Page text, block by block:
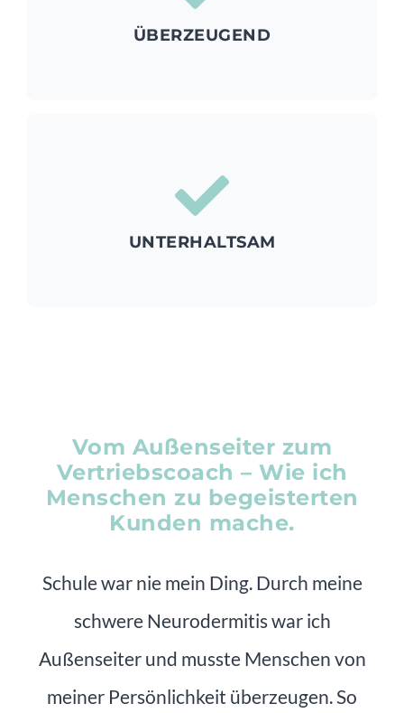
ÜBERZEUGEND
trainiere ausschließlich Verkauf und bin auch
heute noch – mit CEOs & Geschäftsführenden –
UNTERHALTSAM
schon immer lernen wolltest. Verkaufen lernen
mit Spaß und Leichtigkeit. Kurzweilig. Auf
Augenhöhe. Unvergesslich.
Vom Außenseiter zum
Vertriebscoach – Wie ich
Menschen zu begeisterten
Kunden mache.
Schule war nie mein Ding. Durch meine
schwere Neurodermitis war ich
Außenseiter und musste Menschen von
meiner Persönlichkeit überzeugen. So